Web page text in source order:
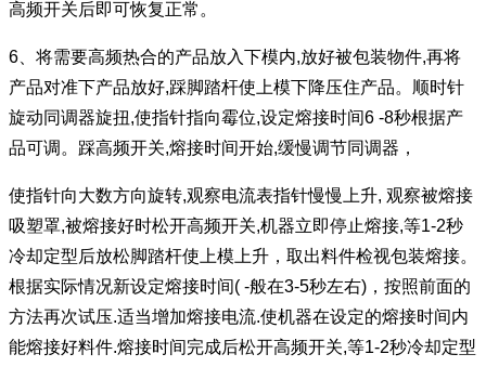
高频开关后即可恢复正常。
6、将需要高频热合的产品放入下模内,放好被包装物件,再将
产品对准下产品放好,踩脚踏杆使上模下降压住产品。顺时针
旋动同调器旋扭,使指针指向霉位,设定熔接时间6 -8秒根据产
品可调。踩高频开关,熔接时间开始,缓慢调节同调器，
使指针向大数方向旋转,观察电流表指针慢慢上升, 观察被熔接
吸塑罩,被熔接好时松开高频开关,机器立即停止熔接,等1-2秒
冷却定型后放松脚踏杆使上模上升，取出料件检视包装熔接。
根据实际情况新设定熔接时间( -般在3-5秒左右)，按照前面的
方法再次试压.适当增加熔接电流.使机器在设定的熔接时间内
能熔接好料件.熔接时间完成后松开高频开关,等1-2秒冷却定型